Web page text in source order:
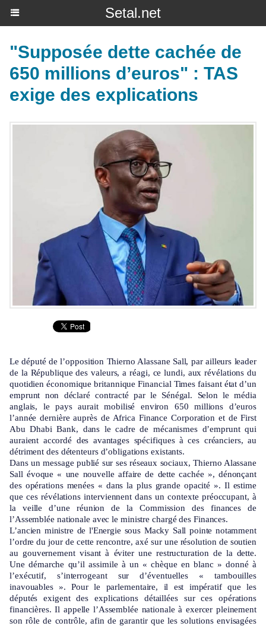
Setal.net
"Supposée dette cachée de
650 millions d’euros" : TAS
exige des explications
Le député de l’opposition Thierno Alassane Sall, par ailleurs leader
de la République des valeurs, a réagi, ce lundi, aux révélations du
quotidien économique britannique Financial Times faisant état d’un
emprunt non déclaré contracté par le Sénégal. Selon le média
anglais, le pays aurait mobilisé environ 650 millions d’euros
l’année dernière auprès de Africa Finance Corporation et de First
Abu Dhabi Bank, dans le cadre de mécanismes d’emprunt qui
auraient accordé des avantages spécifiques à ces créanciers, au
détriment des détenteurs d’obligations existants.
Dans un message publié sur ses réseaux sociaux, Thierno Alassane
Sall évoque « une nouvelle affaire de dette cachée », dénonçant
des opérations menées « dans la plus grande opacité ». Il estime
que ces révélations interviennent dans un contexte préoccupant, à
la veille d’une réunion de la Commission des finances de
l’Assemblée nationale avec le ministre chargé des Finances.
L’ancien ministre de l'Energie sous Macky Sall pointe notamment
l’ordre du jour de cette rencontre, axé sur une résolution de soutien
au gouvernement visant à éviter une restructuration de la dette.
Une démarche qu’il assimile à un « chèque en blanc » donné à
l’exécutif, s’interrogeant sur d’éventuelles « tambouilles
inavouables ». Pour le parlementaire, il est impératif que les
députés exigent des explications détaillées sur ces opérations
financières. Il appelle l’Assemblée nationale à exercer pleinement
son rôle de contrôle, afin de garantir que les solutions envisagées